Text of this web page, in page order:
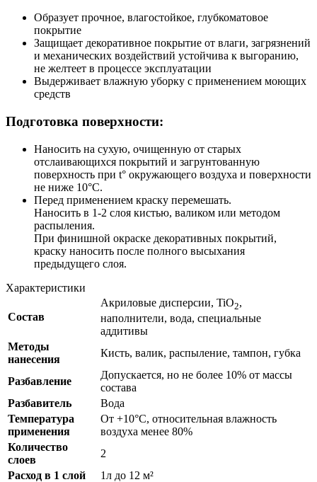
Образует прочное, влагостойкое, глубкоматовое
покрытие
Защищает декоративное покрытие от влаги, загрязнений
и механических воздействий устойчива к выгоранию,
не желтеет в процессе эксплуатации
Выдерживает влажную уборку с применением моющих
средств
Подготовка поверхности:
Наносить на сухую, очищенную от старых
отслаивающихся покрытий и загрунтованную
поверхность при t° окружающего воздуха и поверхности
не ниже 10°С.
Перед применением краску перемешать.
Наносить в 1-2 слоя кистью, валиком или методом
распыления.
При финишной окраске декоративных покрытий,
краску наносить после полного высыхания
предыдущего слоя.
Характеристики
Состав
Акриловые дисперсии, TiO2,
наполнители, вода, специальные
аддитивы
Методы
нанесения
Кисть, валик, распыление, тампон, губка
Разбавление
Допускается, но не более 10% от массы
состава
Разбавитель
Вода
Температура
применения
От +10°С, относительная влажность
воздуха менее 80%
Количество
слоев
2
Расход в 1 слой
1л до 12 м²